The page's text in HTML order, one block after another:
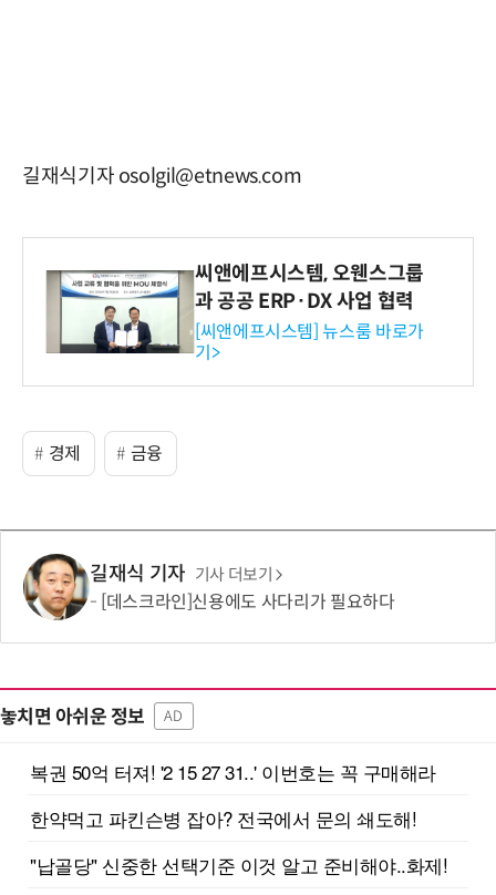
길재식기자 osolgil@etnews.com
씨앤에프시스템, 오웬스그룹
과 공공 ERP·DX 사업 협력
[씨앤에프시스템] 뉴스룸 바로가
기>
경제 금융
길재식 기자 기사 더보기
[데스크라인]신용에도 사다리가 필요하다
놓치면 아쉬운 정보 AD